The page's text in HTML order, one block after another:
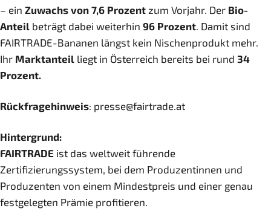
– ein Zuwachs von 7,6 Prozent zum Vorjahr. Der Bio-
Anteil beträgt dabei weiterhin 96 Prozent. Damit sind
FAIRTRADE-Bananen längst kein Nischenprodukt mehr.
Ihr Marktanteil liegt in Österreich bereits bei rund 34
Prozent.
Rückfragehinweis: presse@fairtrade.at
Hintergrund:
FAIRTRADE ist das weltweit führende
Zertifizierungssystem, bei dem Produzentinnen und
Produzenten von einem Mindestpreis und einer genau
festgelegten Prämie profitieren.